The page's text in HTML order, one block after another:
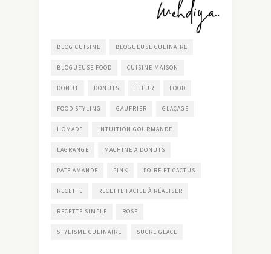
BLOG CUISINE BLOGUEUSE CULINAIRE
BLOGUEUSE FOOD CUISINE MAISON
DONUT DONUTS FLEUR FOOD
FOOD STYLING GAUFRIER GLAÇAGE
HOMADE INTUITION GOURMANDE
LAGRANGE MACHINE A DONUTS
PATE AMANDE PINK POIRE ET CACTUS
RECETTE RECETTE FACILE À RÉALISER
RECETTE SIMPLE ROSE
STYLISME CULINAIRE SUCRE GLACE